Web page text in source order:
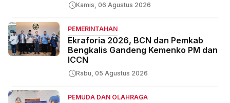
Kamis, 06 Agustus 2026
PEMERINTAHAN
Ekraforia 2026, BCN dan Pemkab
Bengkalis Gandeng Kemenko PM dan
ICCN
Rabu, 05 Agustus 2026
PEMUDA DAN OLAHRAGA